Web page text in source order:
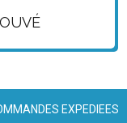
EXPEDIEES